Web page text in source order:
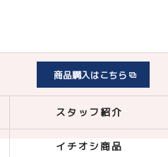
商品購入はこちら
スタッフ紹介
イチオシ商品